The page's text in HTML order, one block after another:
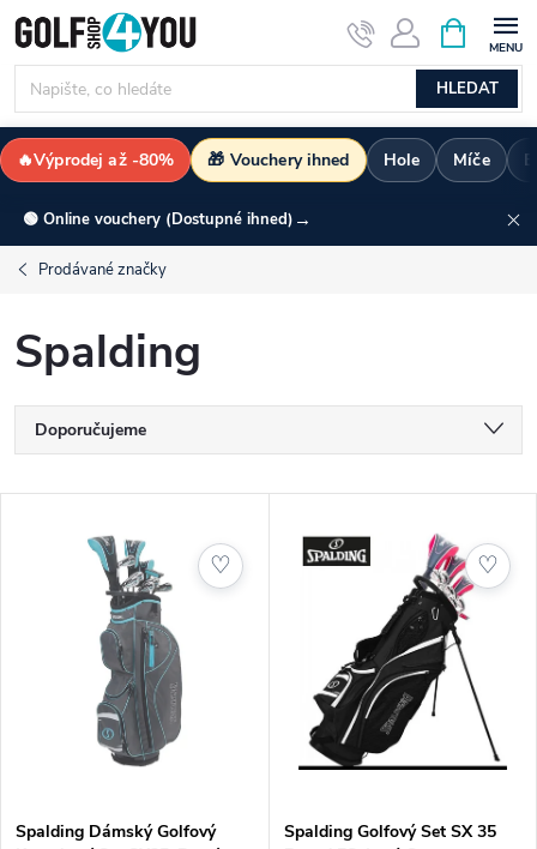
Přejít
na
obsah
HLEDAT
NÁKUPNÍ
KOŠÍK
🔥Výprodej až -80% 🎁 Vouchery ihned Hole Míče
🟢 Online vouchery (Dostupné ihned) →
Prodávané značky
Spalding
Ř
a
Doporučujeme
Nejprodávanější
Abecedně
p
Spalding Dámský Golfový
♡
Spalding Golfový Set SX 35
♡